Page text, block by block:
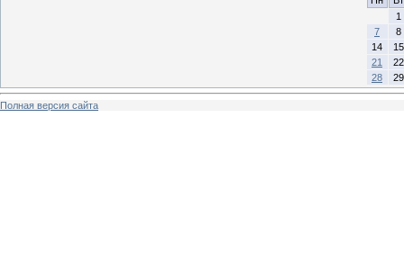
1
7
8
14
15
21
22
28
29
Полная версия сайта